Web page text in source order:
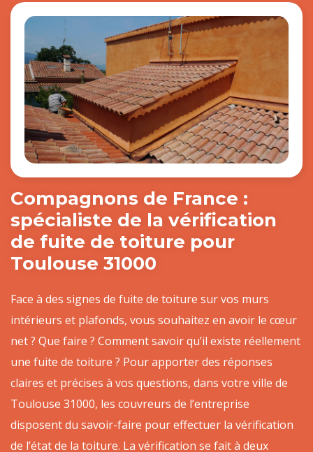
Compagnons de France :
spécialiste de la vérification
de fuite de toiture pour
Toulouse 31000
Face à des signes de fuite de toiture sur vos murs
intérieurs et plafonds, vous souhaitez en avoir le cœur
net ? Que faire ? Comment savoir qu’il existe réellement
une fuite de toiture ? Pour apporter des réponses
claires et précises à vos questions, dans votre ville de
Toulouse 31000, les couvreurs de l’entreprise
disposent du savoir-faire pour effectuer la vérification
de l’état de la toiture. La vérification se fait à deux